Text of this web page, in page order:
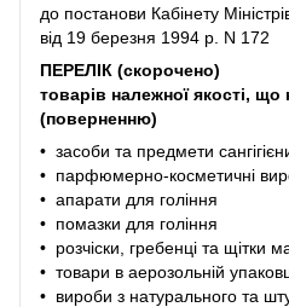
до постанови Кабінету
від 19 березня 1994 р. N 172
ПЕРЕЛІК (скорочено)
товарів належної якості, що
(поверненню)
• засоби та предмети
• парфюмерно-косметичні
• апарати для гоління
• помазки для гоління
• розчіски, гребенці та щітки
• товари в аерозольній
• вироби з натурального та